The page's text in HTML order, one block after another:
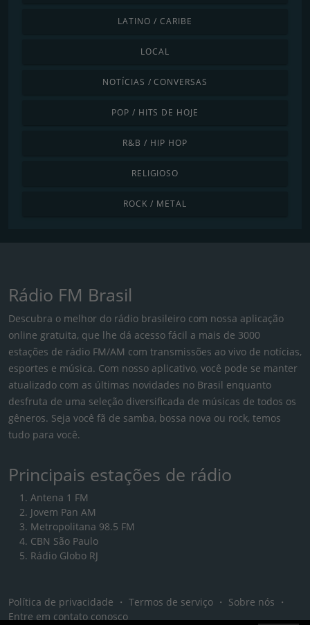
LATINO / CARIBE
LOCAL
NOTÍCIAS / CONVERSAS
POP / HITS DE HOJE
R&B / HIP HOP
RELIGIOSO
ROCK / METAL
Rádio FM Brasil
Descubra o melhor do rádio brasileiro com nossa aplicação
online gratuita, que lhe dá acesso fácil a mais de 3000
estações de rádio FM/AM com transmissões ao vivo de notícias,
esportes e música. Com nosso aplicativo, você pode se manter
atualizado com as últimas novidades no Brasil enquanto
desfruta de uma seleção diversificada de músicas de todos os
gêneros. Seja você fã de samba, bossa nova ou rock, temos
tudo para você.
Principais estações de rádio
Antena 1 FM
Jovem Pan AM
Metropolitana 98.5 FM
CBN São Paulo
Rádio Globo RJ
Política de privacidade ・ Termos de serviço ・ Sobre nós ・
Entre em contato conosco